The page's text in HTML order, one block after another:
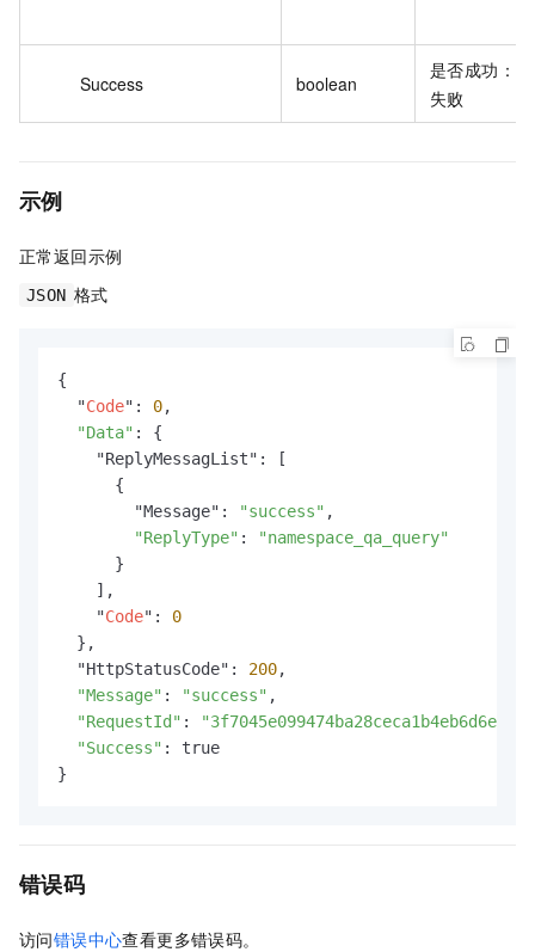
Success boolean
是否成功：
失败
示例
正常返回示例
JSON 格式
{
  "
Code": 0,
"Data" : {
    "ReplyMessagList": [
      {
        "Message":
"success" ,
"ReplyType" :
"namespace_qa_query"
      }
    ],
    "
Code": 0
  },
  "HttpStatusCode":
200,
"Message" : "success" ,
"RequestId" : "3f7045e099474ba28ceca1b4eb6d6e21"
"Success" : true
}
错误码
访问错误中心查看更多错误码。